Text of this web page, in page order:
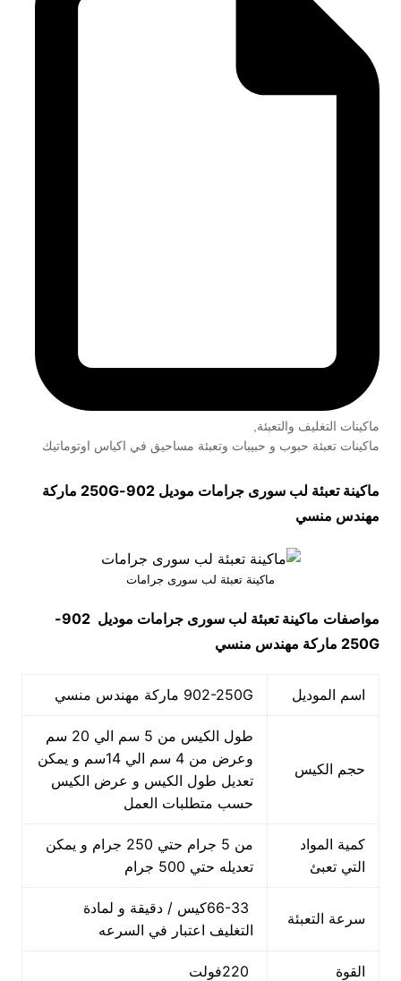
ماكينات التغليف والتعبئة,
ماكينات تعبئة حبوب و حبيبات وتعبئة مساحيق في اكياس اوتوماتيك
ماكينة تعبئة لب سورى جرامات موديل 902-250G
ماركة
مهندس منسي
ماكينة تعبئة لب سورى جرامات
مواصفات ماكينة تعبئة لب سورى جرامات موديل
902-
250G ماركة مهندس منسي
اسم الموديل 902-250G ماركة مهندس منسي
حجم الكيس
طول الكيس من 5 سم الي 20 سم
وعرض من 4 سم الي 14سم و يمكن
تعديل طول الكيس و عرض الكيس
حسب متطلبات العمل
كمية المواد
التي تعبئ
من 5 جرام حتي 250 جرام و يمكن
تعديله حتي 500 جرام
سرعة التعبئة
66-33كيس / دقيقة و لمادة
التغليف اعتبار في السرعه
القوة